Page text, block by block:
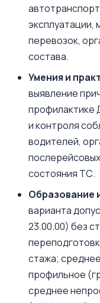
эксплуатации,
перевозок,
состава.
Умения и
выявление
профилактике
и контроля
водителей,
состояния ТС.
Образование
варианта
23.00.00) без
стажа;
профильное
среднее